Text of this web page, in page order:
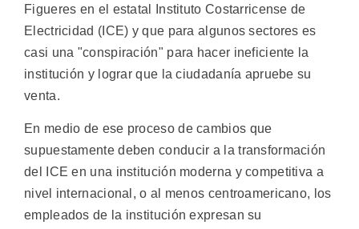
Figueres en el estatal Instituto Costarricense de
Electricidad (ICE) y que para algunos sectores es
casi una "conspiración" para hacer ineficiente la
institución y lograr que la ciudadanía apruebe su
venta.
En medio de ese proceso de cambios que
supuestamente deben conducir a la transformación
del ICE en una institución moderna y competitiva a
nivel internacional, o al menos centroamericano, los
empleados de la institución expresan su